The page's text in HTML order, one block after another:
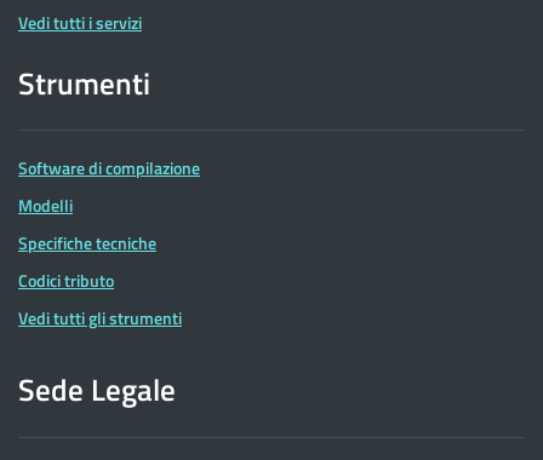
Vedi tutti i servizi
Strumenti
Software di compilazione
Modelli
Specifiche tecniche
Codici tributo
Vedi tutti gli strumenti
Sede Legale